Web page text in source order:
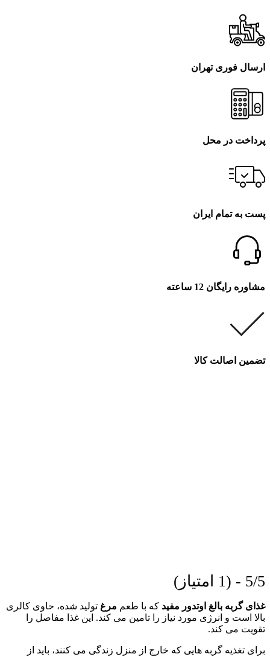
ارسال فوری تهران
پرداخت در محل
پست به تمام ایران
مشاوره رایگان 12 ساعته
تضمین اصالت کالا
5/5 - (1 امتیاز)
غذای گربه بالغ اوتدور مفید که با طعم مرغ تولید شده، حاوی کالری
بالا است و انرژی مورد نیاز را تامین می کند. این غذا مفاصل را
تقویت می کند.
برای تغذیه گربه هایی که خارج از منزل زندگی می کنند، باید از